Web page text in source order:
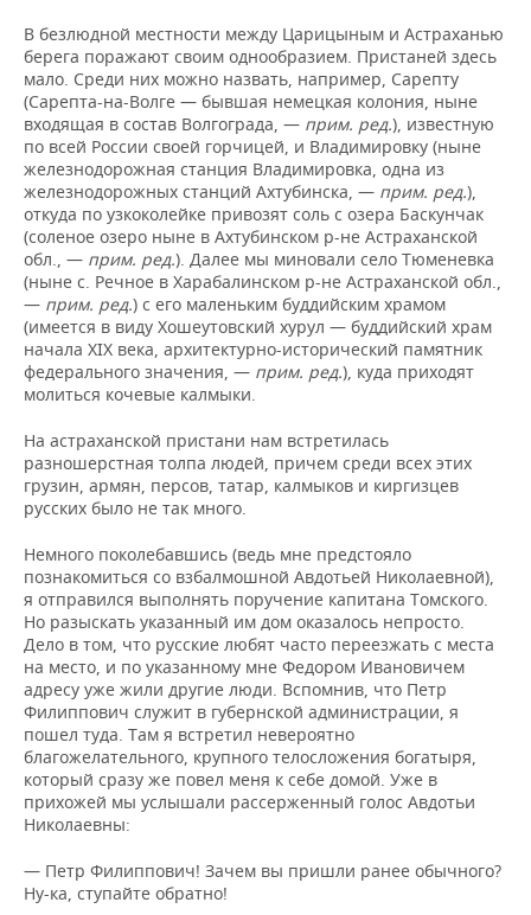
В безлюдной местности между Царицыным и Астраханью
берега поражают своим однообразием. Пристаней здесь
мало. Среди них можно назвать, например, Сарепту
(Сарепта-на-Волге — бывшая немецкая колония, ныне
входящая в состав Волгограда, — прим. ред.), известную
по всей России своей горчицей, и Владимировку (ныне
железнодорожная станция Владимировка, одна из
железнодорожных станций Ахтубинска, — прим. ред.),
откуда по узкоколейке привозят соль с озера Баскунчак
(соленое озеро ныне в Ахтубинском р-не Астраханской
обл., — прим. ред.). Далее мы миновали село Тюменевка
(ныне с. Речное в Харабалинском р-не Астраханской обл.,
— прим. ред.) с его маленьким буддийским храмом
(имеется в виду Хошеутовский хурул — буддийский храм
начала XIX века, архитектурно-исторический памятник
федерального значения, — прим. ред.), куда приходят
молиться кочевые калмыки.
На астраханской пристани нам встретилась
разношерстная толпа людей, причем среди всех этих
грузин, армян, персов, татар, калмыков и киргизцев
русских было не так много.
Немного поколебавшись (ведь мне предстояло
познакомиться со взбалмошной Авдотьей Николаевной),
я отправился выполнять поручение капитана Томского.
Но разыскать указанный им дом оказалось непросто.
Дело в том, что русские любят часто переезжать с места
на место, и по указанному мне Федором Ивановичем
адресу уже жили другие люди. Вспомнив, что Петр
Филиппович служит в губернской администрации, я
пошел туда. Там я встретил невероятно
благожелательного, крупного телосложения богатыря,
который сразу же повел меня к себе домой. Уже в
прихожей мы услышали рассерженный голос Авдотьи
Николаевны:
— Петр Филиппович! Зачем вы пришли ранее обычного?
Ну-ка, ступайте обратно!